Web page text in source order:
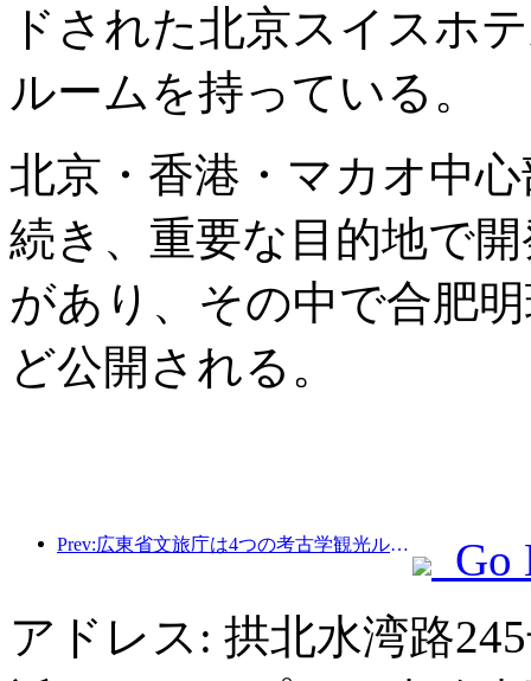
ドされた北京スイスホ
ルームを持っている。
北京・香港・マカオ中
続き、重要な目的地で
があり、その中で合肥
ど公開される。
Prev:広東省文旅庁は4つの考古学観光ルートを発表し、文観光ルート体系をさらに豊富にした
Go
アドレス: 拱北水湾路